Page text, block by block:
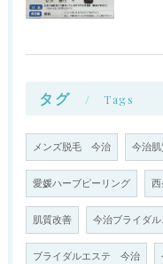
タグ Tags
メンズ脱毛 今治 今治
愛媛ハーブピーリング 西
肌質改善 今治ブライダル
ブライダルエステ 今治